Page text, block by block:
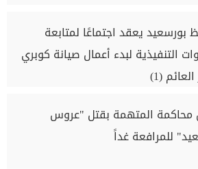
بورسعيد يعقد اجتماعًا لمتابعة
التنفيذية لبدء أعمال صيانة كوبري
(1)
محاكمة المتهمة بقتل "عروس
للمرافعة غداً